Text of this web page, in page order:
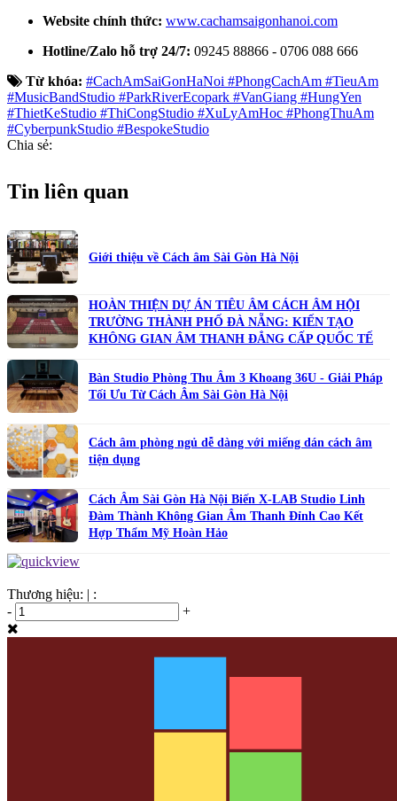
Website chính thức: www.cachamsaigonhanoi.com
Hotline/Zalo hỗ trợ 24/7: 09245 88866 - 0706 088 666
Từ khóa: #CachAmSaiGonHaNoi #PhongCachAm #TieuAm
#MusicBandStudio #ParkRiverEcopark #VanGiang #HungYen
#ThietKeStudio #ThiCongStudio #XuLyAmHoc #PhongThuAm
#CyberpunkStudio #BespokeStudio
Chia sẻ:
Tin liên quan
Giới thiệu về Cách âm Sài Gòn Hà Nội
HOÀN THIỆN DỰ ÁN TIÊU ÂM CÁCH ÂM HỘI
TRƯỜNG THÀNH PHỐ ĐÀ NẴNG: KIẾN TẠO
KHÔNG GIAN ÂM THANH ĐẲNG CẤP QUỐC TẾ
Bàn Studio Phòng Thu Âm 3 Khoang 36U - Giải Pháp
Tối Ưu Từ Cách Âm Sài Gòn Hà Nội
Cách âm phòng ngủ dễ dàng với miếng dán cách âm
tiện dụng
Cách Âm Sài Gòn Hà Nội Biến X-LAB Studio Linh
Đàm Thành Không Gian Âm Thanh Đỉnh Cao Kết
Hợp Thẩm Mỹ Hoàn Hảo
Thương hiệu: | :
-
+